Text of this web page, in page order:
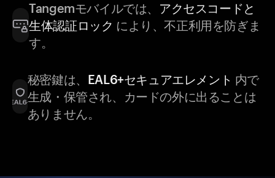
Tangemモバイルでは、 アクセスコードと
生体認証ロック により、不正利用を防ぎま
す。
秘密鍵は、 EAL6+セキュアエレメント 内で
生成・保管され、カードの外に出ることは
ありません。